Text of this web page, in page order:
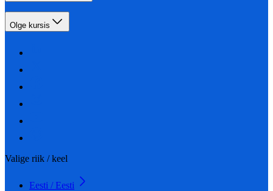
Olge kursis
Valige riik / keel
Eesti / Eesti